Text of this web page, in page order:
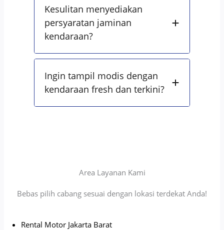
Kesulitan menyediakan
persyaratan jaminan
kendaraan?
Ingin tampil modis dengan
kendaraan fresh dan terkini?
Area Layanan Kami
Bebas pilih cabang sesuai dengan lokasi terdekat Anda!
Rental Motor Jakarta Barat